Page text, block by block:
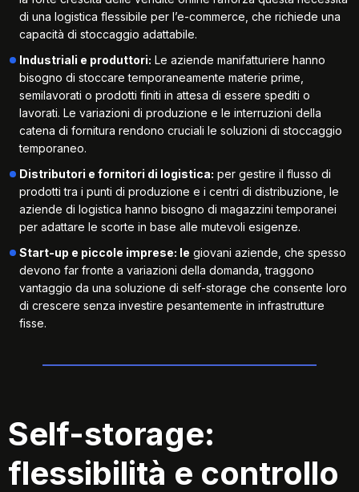
di una logistica flessibile per l’e-commerce , che richiede una
capacità di stoccaggio adattabile.
Industriali e produttori: Le aziende manifatturiere hanno
bisogno di stoccare temporaneamente materie prime,
semilavorati o prodotti finiti in attesa di essere spediti o
lavorati. Le variazioni di produzione e le interruzioni della
catena di fornitura rendono cruciali le soluzioni di stoccaggio
temporaneo.
Distributori e fornitori di logistica: per gestire il flusso di
prodotti tra i punti di produzione e i centri di distribuzione, le
aziende di logistica hanno bisogno di magazzini temporanei
per adattare le scorte in base alle mutevoli esigenze.
Start-up e piccole imprese: le giovani aziende, che spesso
devono far fronte a variazioni della domanda, traggono
vantaggio da una soluzione di self-storage che consente loro
di crescere senza investire pesantemente in infrastrutture
fisse.
Self-storage:
flessibilità e controllo